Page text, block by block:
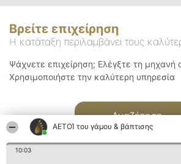
ΑΕΤΟΊ του γάμου & βάπτισης
10:03
Βρείτε επιχείρηση
Η κατάταξη περιλαμβάνει τους
Ψάχνετε επιχείρηση; Ελέγξτε τη μηχανή
Χρησιμοποιήστε την καλύτερη υπηρεσία
Αναζήτηση